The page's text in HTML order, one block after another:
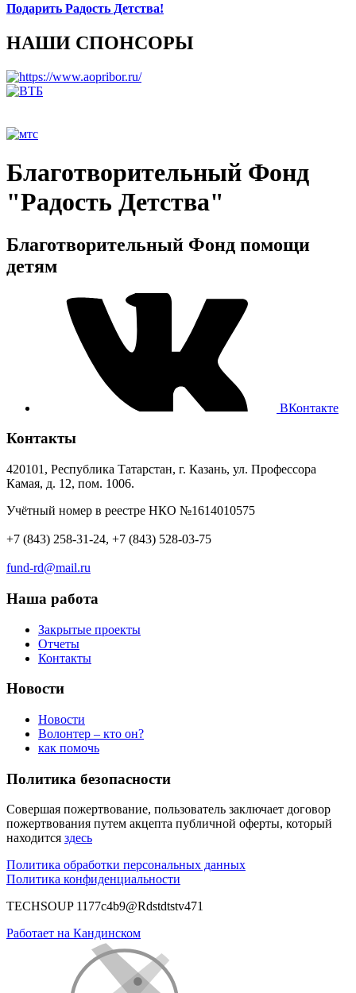
Подарить Радость Детства!
НАШИ СПОНСОРЫ
Благотворительный Фонд
"Радость Детства"
Благотворительный Фонд помощи
детям
ВКонтакте
Контакты
420101, Республика Татарстан, г. Казань, ул. Профессора
Камая, д. 12, пом. 1006.
Учётный номер в реестре НКО №1614010575
+7 (843) 258-31-24, +7 (843) 528-03-75
fund-rd@mail.ru
Наша работа
Закрытые проекты
Отчеты
Контакты
Новости
Новости
Волонтер – кто он?
как помочь
Политика безопасности
Совершая пожертвование, пользователь заключает договор
пожертвования путем акцепта публичной оферты, который
находится здесь
Политика обработки персональных данных
Политика конфиденциальности
TECHSOUP 1177c4b9@Rdstdtstv471
Работает на Кандинском